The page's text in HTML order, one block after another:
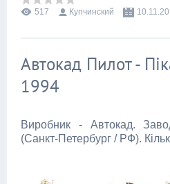
517 Купчинский
Автокад Пилот -
1994
Виробник - Автокад.
(Санкт-Петербург / РФ).